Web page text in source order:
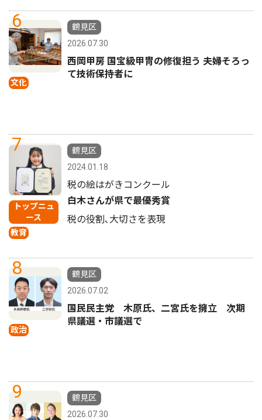
6
文化
鶴見区
2026.07.30
西岡甲房 国宝級甲冑の修復担う 夫婦そろっ
て技術保持者に
7
トップニュ
ース
教育
鶴見区
2024.01.18
税の絵はがきコンクール
白木さんが県で最優秀賞
税の役割､大切さを表現
8
政治
鶴見区
2026.07.02
国民民主党 木原氏、二宮氏を擁立 次期
県議選・市議選で
9
鶴見区
2026.07.30